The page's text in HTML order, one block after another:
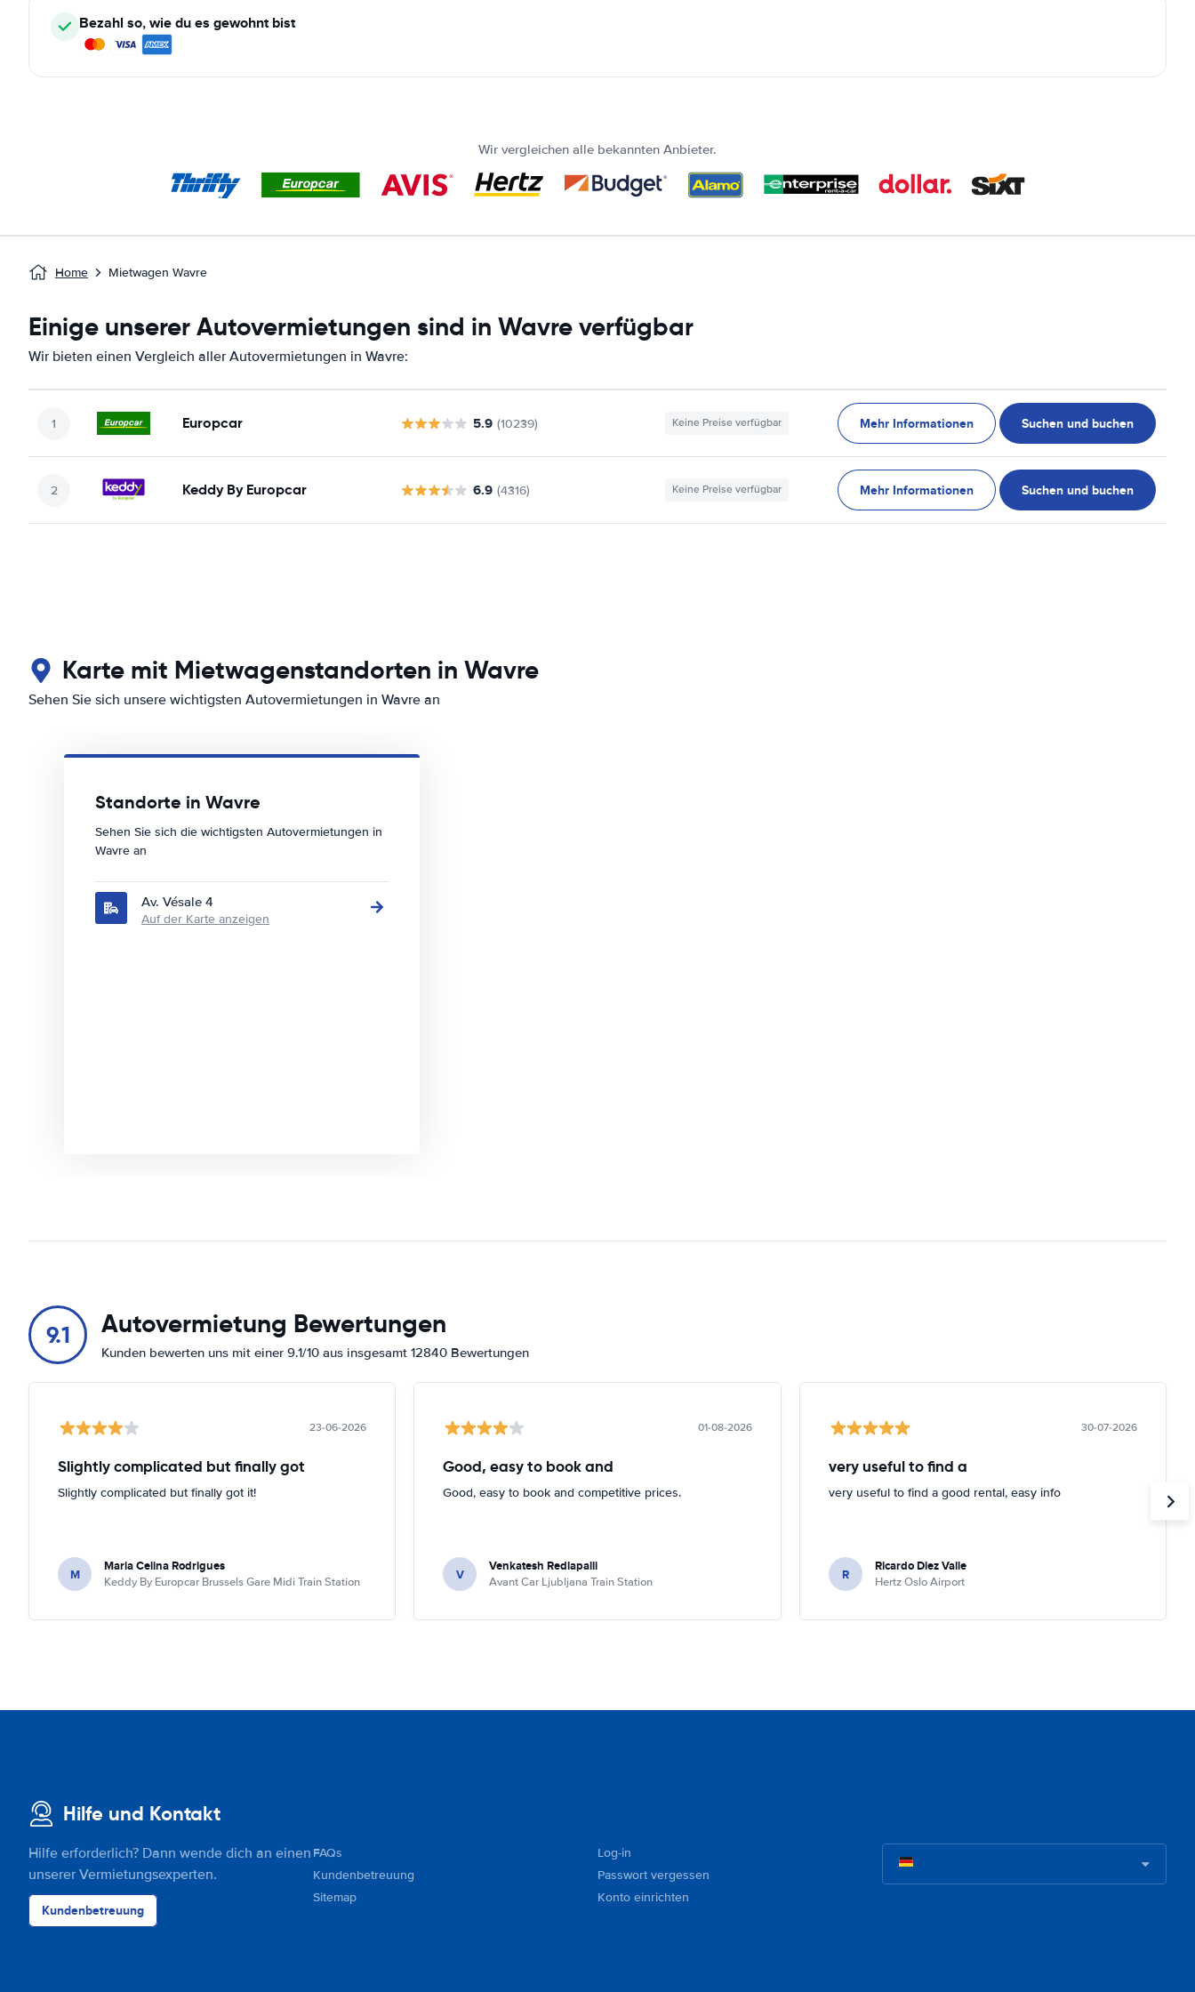
Bezahl so, wie du es gewohnt bist
Wir vergleichen alle bekannten Anbieter.
Home Mietwagen Wavre
Einige unserer Autovermietungen sind in Wavre verfügbar
Wir bieten einen Vergleich aller Autovermietungen in Wavre:
Europcar 5.9 (10239) Keine Preise verfügbar Mehr Informationen Suchen und buchen
Keddy By Europcar 6.9 (4316) Keine Preise verfügbar Mehr Informationen Suchen und buchen
Karte mit Mietwagenstandorten in Wavre
Sehen Sie sich unsere wichtigsten Autovermietungen in Wavre an
Standorte in Wavre
Sehen Sie sich die wichtigsten Autovermietungen in
Wavre an
Av. Vésale 4
Auf der Karte anzeigen
9.1 Autovermietung Bewertungen
Kunden bewerten uns mit einer 9.1/10 aus insgesamt 12840 Bewertungen
23-06-2026
Slightly complicated but finally got
Slightly complicated but finally got it!
M Maria Celina Rodrigues
Keddy By Europcar Brussels Gare Midi Train Station
01-08-2026
Good, easy to book and
Good, easy to book and competitive prices.
V Venkatesh Redlapalli
Avant Car Ljubljana Train Station
30-07-2026
very useful to find a
very useful to find a good rental, easy info
R Ricardo Diez Valle
Hertz Oslo Airport
Hilfe und Kontakt
Hilfe erforderlich? Dann wende dich an einen
unserer Vermietungsexperten.
Kundenbetreuung
FAQs
Kundenbetreuung
Sitemap
Log-in
Passwort vergessen
Konto einrichten